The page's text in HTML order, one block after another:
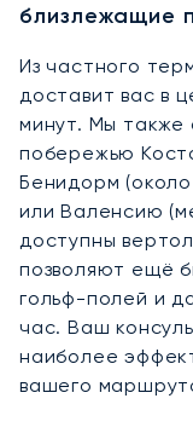
близлежащие
Из частного
доставит вас в
минут. Мы также
побережью
Бенидорм
или Валенсию
доступны
позволяют ещё
гольф-полей и
час. Ваш
наиболее
вашего